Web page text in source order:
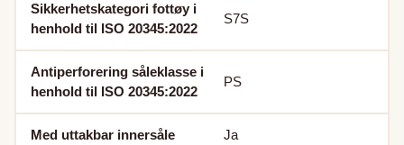
Sikkerhetskategori fottøy i
henhold til ISO 20345:2022
S7S
Antiperforering såleklasse i
henhold til ISO 20345:2022
PS
Med uttakbar innersåle Ja